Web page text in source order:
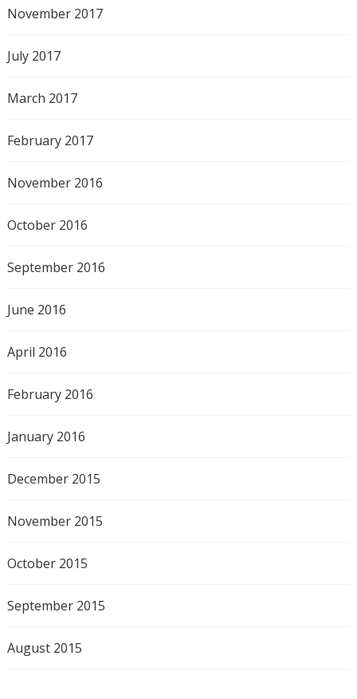
November 2017
July 2017
March 2017
February 2017
November 2016
October 2016
September 2016
June 2016
April 2016
February 2016
January 2016
December 2015
November 2015
October 2015
September 2015
August 2015